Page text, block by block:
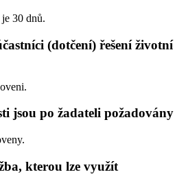
30 dnů.
(dotčení) řešení životní
jsou po žadateli požadovány
kterou lze využít